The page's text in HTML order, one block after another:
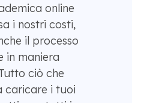
online
i nostri costi,
il processo
in maniera
ciò che
caricare i tuoi